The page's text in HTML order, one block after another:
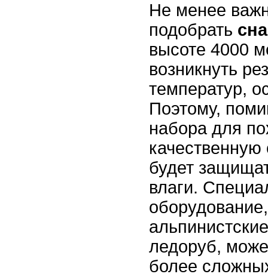
Не менее
подобрать
высоте 4000
возникнуть
температур,
Поэтому,
набора для
качественную
будет
влаги.
ледоруб,
более